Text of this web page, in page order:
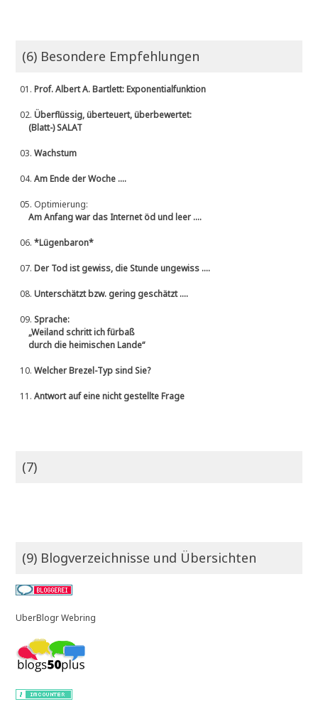
(6) Besondere Empfehlungen
01.Prof. Albert A. Bartlett: Exponentialfunktion
02.Überflüssig, überteuert, überbewertet:
(Blatt-) SALAT
03.Wachstum
04.Am Ende der Woche ....
05. Optimierung:
Am Anfang war das Internet öd und leer ....
06.*Lügenbaron*
07.Der Tod ist gewiss, die Stunde ungewiss ....
08.Unterschätzt bzw. gering geschätzt ....
09.Sprache:
„Weiland schritt ich fürbaß
durch die heimischen Lande“
10.Welcher Brezel-Typ sind Sie?
11.Antwort auf eine nicht gestellte Frage
(7)
(9) Blogverzeichnisse und Übersichten
UberBlogr Webring